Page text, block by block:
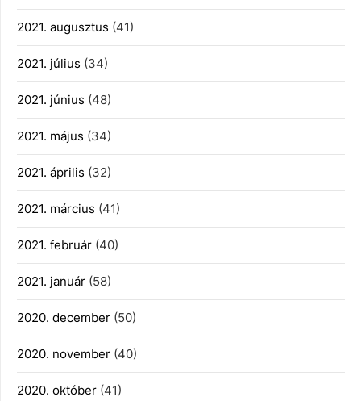
2021. augusztus (41)
2021. július (34)
2021. június (48)
2021. május (34)
2021. április (32)
2021. március (41)
2021. február (40)
2021. január (58)
2020. december (50)
2020. november (40)
2020. október (41)